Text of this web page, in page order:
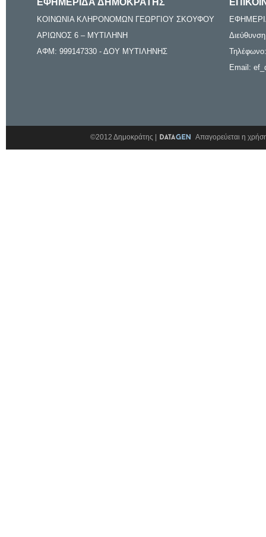
ΕΦΗΜΕΡΙΔΑ ΔΗΜΟΚΡΑΤΗΣ
ΚΟΙΝΩΝΙΑ ΚΛΗΡΟΝΟΜΩΝ ΓΕΩΡΓΙΟΥ ΣΚΟΥΦΟΥ
ΑΡΙΩΝΟΣ 6 – ΜΥΤΙΛΗΝΗ
ΑΦΜ: 999147330 - ΔΟΥ ΜΥΤΙΛΗΝΗΣ
Email:
©2012 Δημοκράτης | Απαγορεύεται η